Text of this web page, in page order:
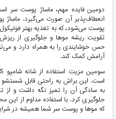
دومین فایده مهم، ماساژ پوست سر
انعطاف‌پذیر آن صورت می‌گیرد. ماساژ
پوست می‌شود، که به تغذیه بهتر
تقویت ریشه موها و جلوگیری از
حس خوشایندی را به همراه دارد و
آرامش کمک کند.
است. این براش به راحتی قابل شستشو
به سادگی آن را تمیز نگه داشت و از
جلوگیری کرد. با استفاده مداوم از این
که موها و پوست سر شما همیشه در